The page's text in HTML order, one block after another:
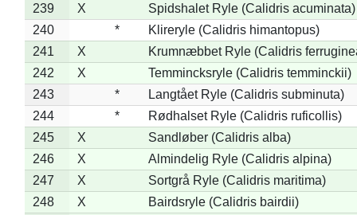
239
X
Spidshalet Ryle (Calidris acuminata)
240
*
Klireryle (Calidris himantopus)
241
X
Krumnæbbet Ryle (Calidris
242
X
Temmincksryle (Calidris temminckii)
243
*
Langtået Ryle (Calidris subminuta)
244
*
Rødhalset Ryle (Calidris ruficollis)
245
X
Sandløber (Calidris alba)
246
X
Almindelig Ryle (Calidris alpina)
247
X
Sortgrå Ryle (Calidris maritima)
248
X
Bairdsryle (Calidris bairdii)